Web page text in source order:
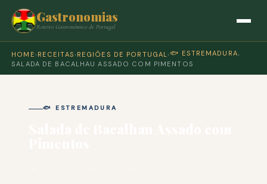
Gastronomias
Roteiro Gastronómico de Portugal
HOME › RECEITAS › REGIÕES DE PORTUGAL ›🐟 ESTREMADURA›
SALADA DE BACALHAU ASSADO COM PIMENTOS
🐟 ESTREMADURA